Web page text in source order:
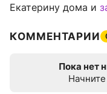
Екатерину дома и
КОММЕНТАРИИ
Пока нет